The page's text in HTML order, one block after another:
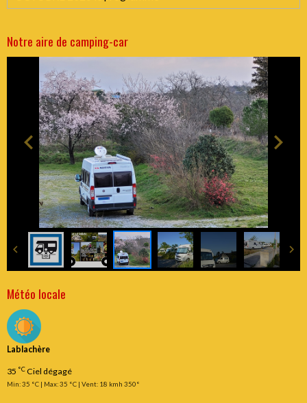
Notre aire de camping-car
Météo locale
Lablachère
35 °CCiel dégagé
Min: 35 °C | Max: 35 °C | Vent: 18 kmh 350°